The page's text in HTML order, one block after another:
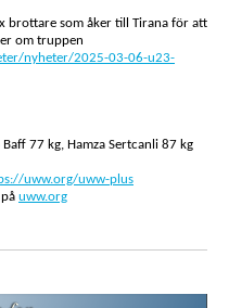
brottare som åker till Tirana för att
om truppen
nyheter/2025-03-06-u23-
77 kg, Hamza Sertcanli 87 kg
uww.org/uww-plus
uww.org